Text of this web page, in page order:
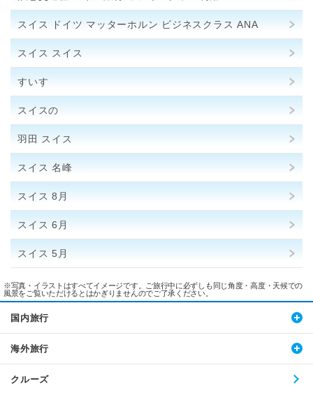
スイス ドイツ マッターホルン ビジネスクラス ANA
スイス スイス
すいす
スイスの
羽田 スイス
スイス 名峰
スイス 8月
スイス 6月
スイス 5月
※写真・イラストはすべてイメージです。ご旅行中に必ずしも同じ角度・高度・天候での
風景をご覧いただけるとはかぎりませんのでご了承ください。
国内旅行
海外旅行
クルーズ